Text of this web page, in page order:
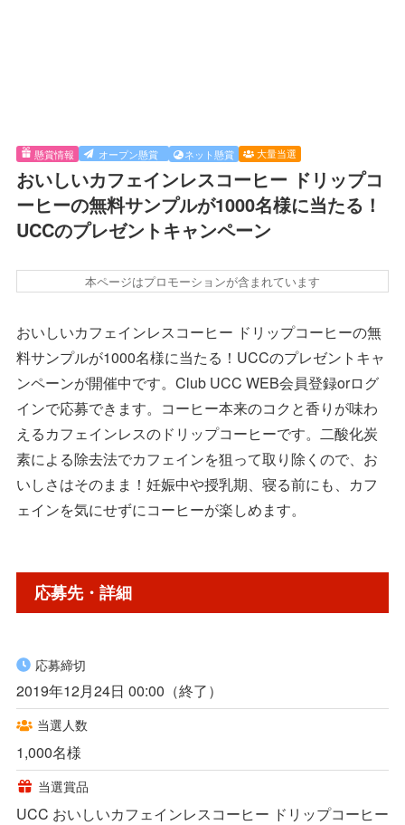
懸賞情報 オープン懸賞 ネット懸賞 大量当選
おいしいカフェインレスコーヒー ドリップコ
ーヒーの無料サンプルが1000名様に当たる！
UCCのプレゼントキャンペーン
本ページはプロモーションが含まれています
おいしいカフェインレスコーヒー ドリップコーヒーの無
料サンプルが1000名様に当たる！UCCのプレゼントキャ
ンペーンが開催中です。Club UCC WEB会員登録orログ
インで応募できます。コーヒー本来のコクと香りが味わ
えるカフェインレスのドリップコーヒーです。二酸化炭
素による除去法でカフェインを狙って取り除くので、お
いしさはそのまま！妊娠中や授乳期、寝る前にも、カフ
ェインを気にせずにコーヒーが楽しめます。
応募先・詳細
応募締切
2019年12月24日 00:00（終了）
当選人数
1,000名様
当選賞品
UCC おいしいカフェインレスコーヒー ドリップコーヒー